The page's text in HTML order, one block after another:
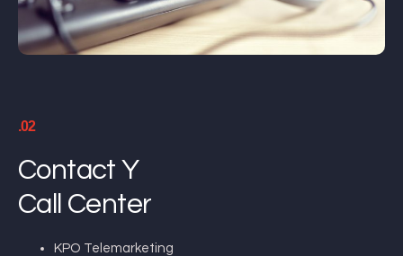
.02
Contact Y
Call Center
KPO Telemarketing